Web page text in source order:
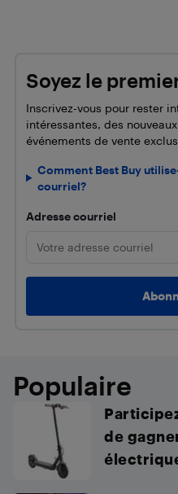
Soyez le
Inscrivez-vous pour rester
intéressantes, des
événements de vente
Comment Best Buy
courriel?
Adresse courriel
Populaire
de